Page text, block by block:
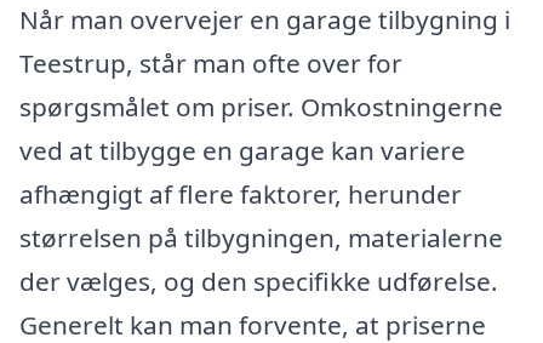
Når man overvejer en garage tilbygning i
Teestrup, står man ofte over for
spørgsmålet om priser. Omkostningerne
ved at tilbygge en garage kan variere
afhængigt af flere faktorer, herunder
størrelsen på tilbygningen, materialerne
der vælges, og den specifikke udførelse.
Generelt kan man forvente, at priserne